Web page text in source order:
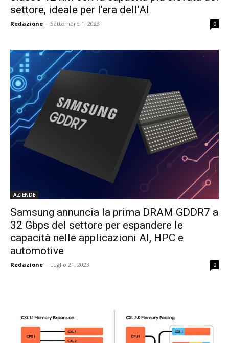
settore, ideale per l’era dell’AI
Redazione - Settembre 1, 2023 0
AZIENDE
Samsung annuncia la prima DRAM GDDR7 a
32 Gbps del settore per espandere le
capacità nelle applicazioni AI, HPC e
automotive
Redazione - Luglio 21, 2023 0